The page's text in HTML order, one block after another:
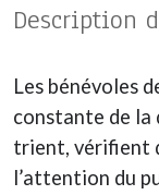
Description
Les bénévoles
constante de
trient, vérifient
l’attention du